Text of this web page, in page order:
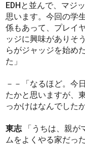
EDHと並んで、マジ
思います。今回の学
係もあって、プレイ
ッジに興味がありそ
らがジャッジを始め
た」
－－「なるほど。今
たかと思いますが、
っかけはなんでしたか
東志「うちは、親が
ムをよくやる家だっ